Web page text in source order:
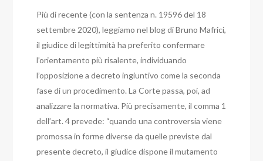
Più di recente (con la sentenza n. 19596 del 18
settembre 2020), leggiamo nel blog di Bruno Mafrici,
il giudice di legittimità ha preferito confermare
l’orientamento più risalente, individuando
l’opposizione a decreto ingiuntivo come la seconda
fase di un procedimento.La Corte passa, poi, ad
analizzare la normativa. Più precisamente, il comma 1
dell’art. 4 prevede: “quando una controversia viene
promossa in forme diverse da quelle previste dal
presente decreto, il giudice dispone il mutamento